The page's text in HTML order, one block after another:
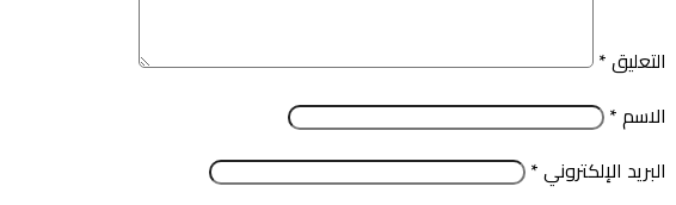
التعليق*
الاسم*
البريد الإلكتروني*